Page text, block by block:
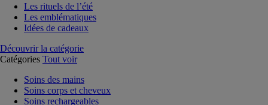
Les rituels de l’été
Les emblématiques
Idées de cadeaux
Découvrir la catégorie
Catégories Tout voir
Soins des mains
Soins corps et cheveux
Soins rechargeables